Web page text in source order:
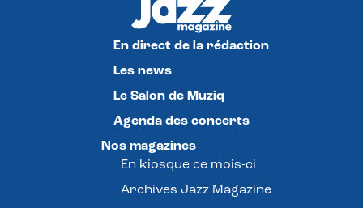
En direct de la rédaction
Les news
Le Salon de Muziq
Agenda des concerts
Nos magazines
En kiosque ce mois-ci
Archives Jazz Magazine